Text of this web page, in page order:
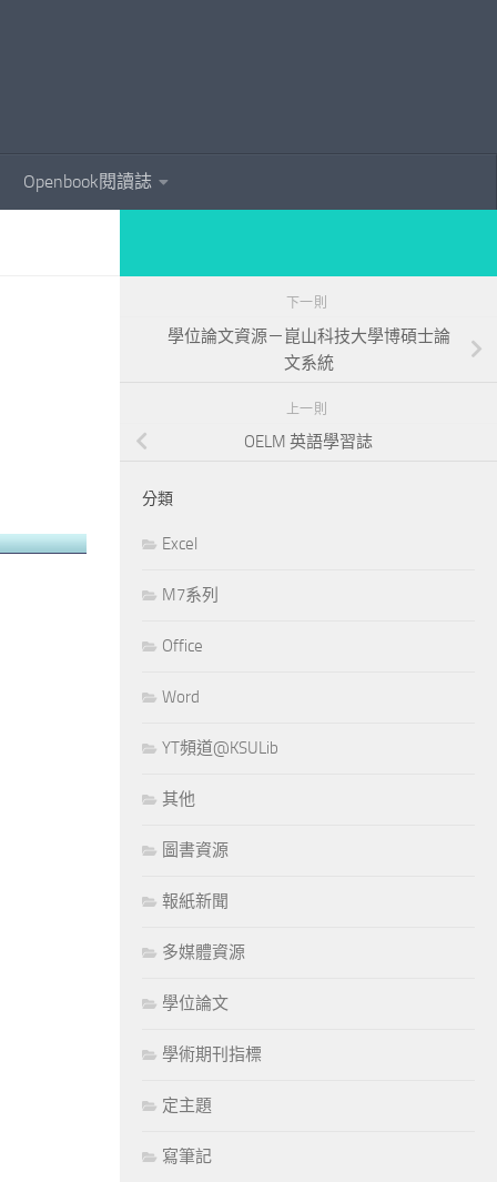
Openbook閱讀誌
下一則
學位論文資源－崑山科技大學博碩士論
文系統
上一則
OELM 英語學習誌
分類
Excel
M7系列
Office
Word
YT頻道@KSULib
其他
圖書資源
報紙新聞
多媒體資源
學位論文
學術期刊指標
定主題
寫筆記